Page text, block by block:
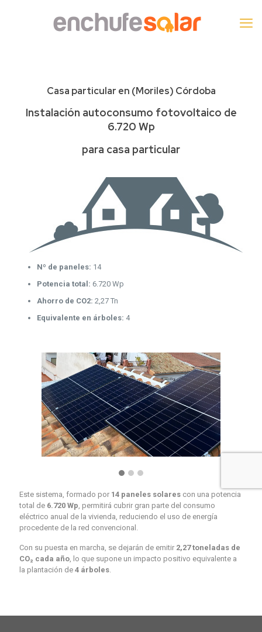
Casa particular en (Moriles) Córdoba
Instalación autoconsumo fotovoltaico de
6.720 Wp
para casa particular
Nº de paneles: 14
Potencia total: 6.720 Wp
Ahorro de CO2: 2,27 Tn
Equivalente en árboles: 4
Este sistema, formado por 14 paneles solares con una potencia
total de 6.720 Wp, permitirá cubrir gran parte del consumo
eléctrico anual de la vivienda, reduciendo el uso de energía
procedente de la red convencional.
Con su puesta en marcha, se dejarán de emitir 2,27 toneladas de
CO₂ cada año, lo que supone un impacto positivo equivalente a
la plantación de 4 árboles.